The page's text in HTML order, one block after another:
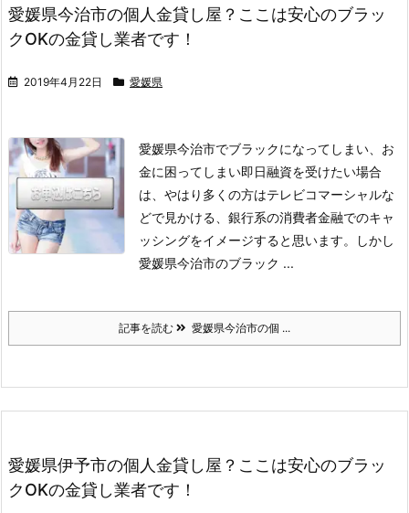
愛媛県今治市の個人金貸し屋？ここは安心のブラッ
クOKの金貸し業者です！
2019年4月22日 愛媛県
愛媛県今治市でブラックになってしまい、お
金に困ってしまい即日融資を受けたい場合
は、やはり多くの方はテレビコマーシャルな
どで見かける、銀行系の消費者金融でのキャ
ッシングをイメージすると思います。
しかし
愛媛県今治市のブラック ...
記事を読む 愛媛県今治市の個 ...
愛媛県伊予市の個人金貸し屋？ここは安心のブラッ
クOKの金貸し業者です！